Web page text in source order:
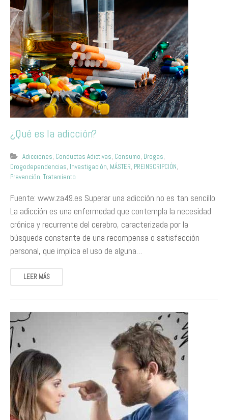
¿Qué es la adicción?
Adicciones, Conductas Adictivas, Consumo, Drogas,
Drogodependencias, Investigación, MÁSTER, PREINSCRIPCIÓN,
Prevención, Tratamiento
Fuente: www.za49.es Superar una adicción no es tan sencillo
La adicción es una enfermedad que contempla la necesidad
crónica y recurrente del cerebro, caracterizada por la
búsqueda constante de una recompensa o satisfacción
personal, que implica el uso de alguna…
LEER MÁS